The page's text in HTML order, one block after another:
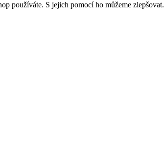
používáte. S jejich pomocí ho můžeme zlepšovat.